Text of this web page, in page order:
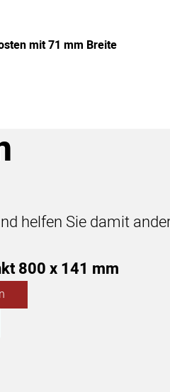
mit 71 mm Breite
helfen Sie damit
800 x 141 mm